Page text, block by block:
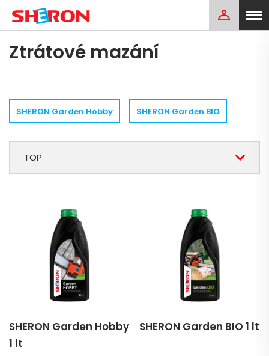
Ztrátové mazání
TOP
SHERON Garden Hobby SHERON Garden BIO
SHERON Garden Hobby
1 lt
SHERON Garden BIO 1 lt